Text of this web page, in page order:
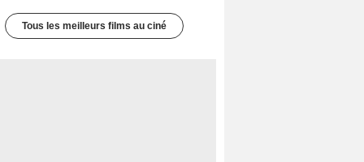
Tous les meilleurs films au ciné